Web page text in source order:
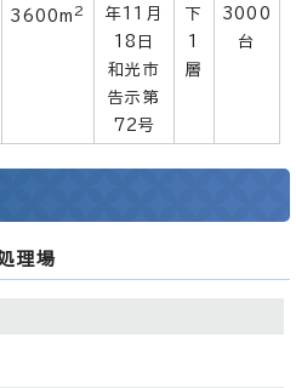
3600m 2
年11月
18日
和光市
告示第
72号
下
1
層
3000
台
理場